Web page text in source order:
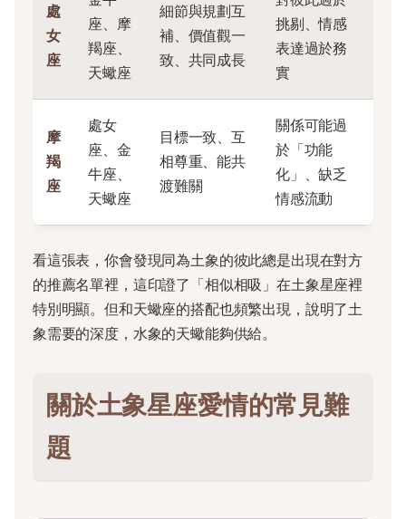
處
女
座
座、摩
羯座、
天蠍座
細節與規劃互
補、價值觀一
致、共同成長
挑剔、情感
表達過於務
實
摩
羯
座
處女
座、金
牛座、
天蠍座
目標一致、互
相尊重、能共
渡難關
關係可能過
於「功能
化」、缺乏
情感流動
看這張表，你會發現同為土象的彼此總是出現在對方
的推薦名單裡，這印證了「相似相吸」在土象星座裡
特別明顯。但和天蠍座的搭配也頻繁出現，說明了土
象需要的深度，水象的天蠍能夠供給。
關於土象星座愛情的常見難
題